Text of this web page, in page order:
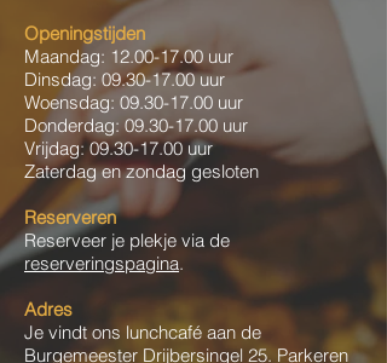
Openingstijden
Maandag: 12.00-17.00 uur
Dinsdag: 09.30-17.00uur
Woensdag: 09.30-17.00 uur
Donderdag: 09.30-17.00 uur
Vrijdag: 09.30-17.00 uur
Zaterdag en zondag gesloten
Reserveren
Reserveer je plekje via de
reserveringspagina.
Adres
Je vindt ons lunchcafé aan de
Burgemeester Drijbersingel 25. Parkeren